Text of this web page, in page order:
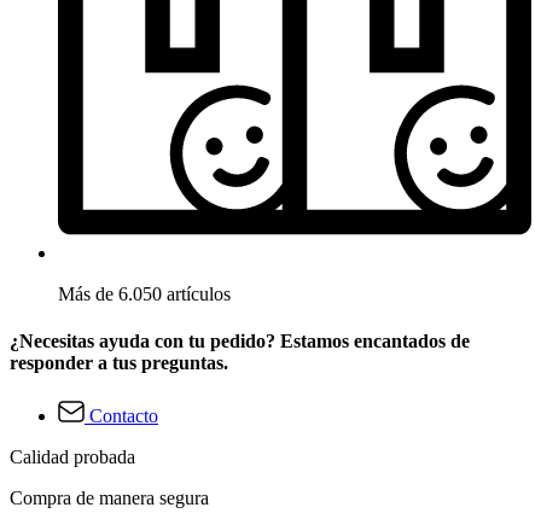
Más de 6.050 artículos
¿Necesitas ayuda con tu pedido? Estamos encantados de
responder a tus preguntas.
Contacto
Calidad probada
Compra de manera segura